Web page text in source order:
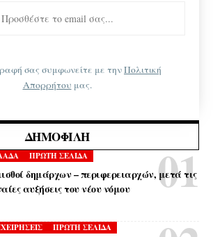
σας συμφωνείτε με τηνΠολιτική
Απορρήτου μας.
ΔΗΜΟΦΙΛΉ
ΠΡΩΤΗ ΣΕΛΙΔΑ
δημάρχων – περιφερειαρχών, μετά τις
αυξήσεις του νέου νόμου
ΠΡΩΤΗ ΣΕΛΙΔΑ